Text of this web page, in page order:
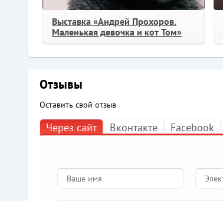
Выставка «Андрей Прохоров.
Маленькая девочка и кот Том»
Отзывы
Оставить свой отзыв
Через сайт Вконтакте Facebook